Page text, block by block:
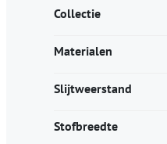
Collectie
Materialen
Slijtweerstand
Stofbreedte